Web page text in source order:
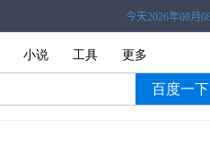
小说 工具 更多
百度一下